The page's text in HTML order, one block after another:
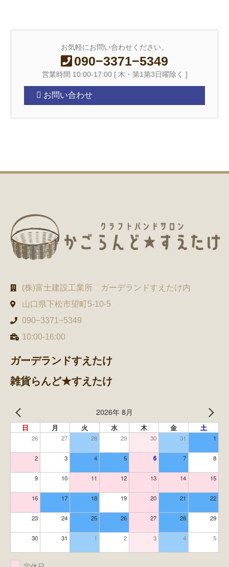
お気軽にお問い合わせください。
090−3371−5349
営業時間 10:00-17:00 [ 木・第1第3日曜除く ]
お問い合わせ
(株)富士建設工業所 ガーデランドすえたけ内
山口県下松市望町5-10-5
090−3371−5349
10:00-16:00
ガーデランドすえたけ
雑貨らんど★すえたけ
2026年 8月
日 月 火 水 木 金 土
26 27 28 29 30 31 1
2 3 4 5 6 7 8
9 10 11 12 13 14 15
16 17 18 19 20 21 22
23 24 25 26 27 28 29
30 31 1 2 3 4 5